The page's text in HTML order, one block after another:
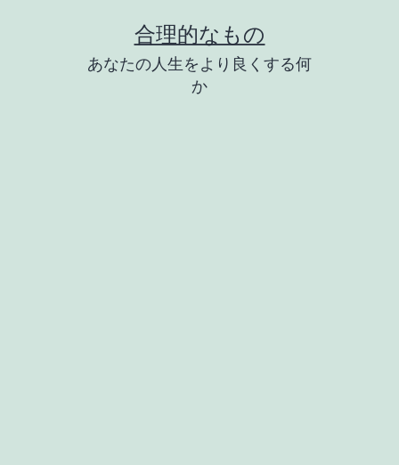
合理的なもの
あなたの人生をより良くする何
か